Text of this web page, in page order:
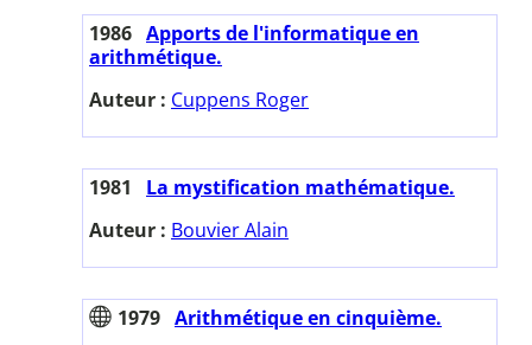
1986 Apports de l'informatique en
arithmétique.
Auteur : Cuppens Roger
1981
La mystification mathématique.
Auteur : Bouvier Alain
1979 Arithmétique en cinquième.